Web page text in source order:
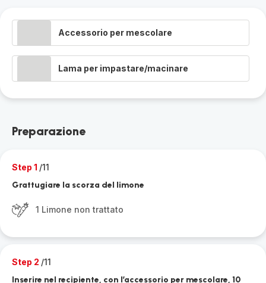
Accessorio per mescolare
Lama per impastare/macinare
Preparazione
Step 1 /11
Grattugiare la scorza del limone
1 Limone non trattato
Step 2 /11
Inserire nel recipiente, con l’accessorio per mescolare, 10